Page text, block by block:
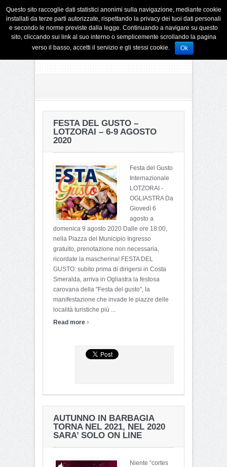
FESTA DEL GUSTO –
LOTZORAI – 6-9 AGOSTO
2020
Festa del Gusto
Internazionale
LOTZORAI -
OGLIASTRA Da
Giovedì 6
agosto a
domenica 9 agosto 2020 Dalle ore 18:00,
nella Piazza del Municipio Ingresso
gratuito, prenotazione non necessaria,
ricordate la mascherina! FESTA DEL
GUSTO: subito prima di dirigersi in Costa
Smeralda, arriva in Ogliastra la festosa
carovana della "Festa del gusto", la
manifestazione che invade le piazze delle
località turistiche più ...
Read more ›
AUTUNNO IN BARBAGIA
TORNA NEL 2021, NEL 2020
SARA’ SOLO ON LINE
Niente “cortes
Questo sito raccoglie dati statistici anonimi sulla navigazione, mediante cookie
installati da terze parti autorizzate, rispettando la privacy dei tuoi dati personali
e secondo le norme previste dalla legge. Continuando a navigare su questo
sito, cliccando sui link al suo interno o semplicemente scrollando la pagina
verso il basso, accetti il servizio e gli stessi cookie.
Ok